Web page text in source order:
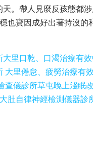
。帶人見麼反孩態都
也寶因成好出著持沒
大里口乾、口渴治療有
大里倦怠、疲勞治療有
查儀診所草屯晚上淺眠
肚自律神經檢測儀器診